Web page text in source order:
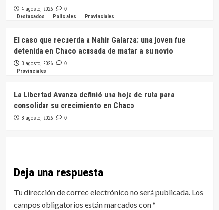
4 agosto, 2026 0
Destacados Policiales Provinciales
El caso que recuerda a Nahir Galarza: una joven fue
detenida en Chaco acusada de matar a su novio
3 agosto, 2026 0
Provinciales
La Libertad Avanza definió una hoja de ruta para
consolidar su crecimiento en Chaco
3 agosto, 2026 0
Deja una respuesta
Tu dirección de correo electrónico no será publicada. Los
campos obligatorios están marcados con*